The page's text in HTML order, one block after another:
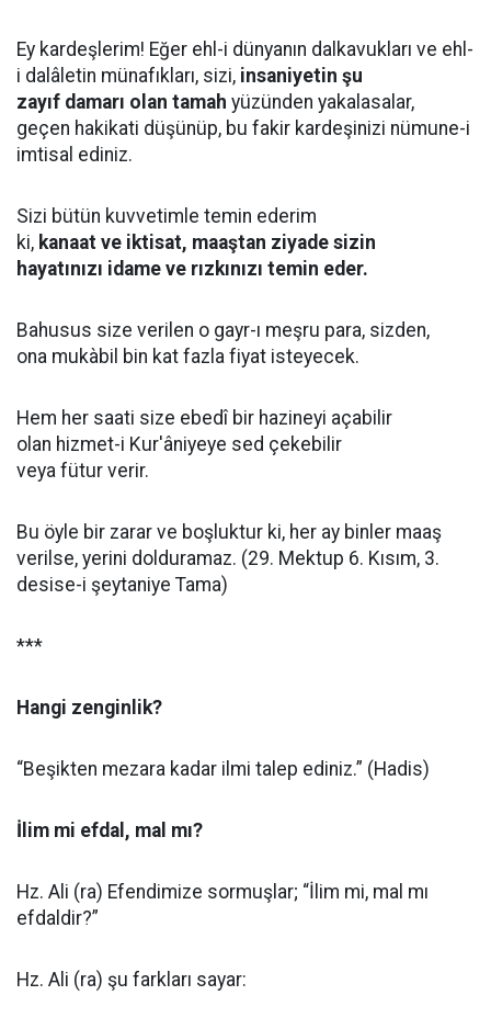
Ey kardeşlerim! Eğer ehl-i dünyanın dalkavukları ve ehl-
i dalâletin münafıkları, sizi, insaniyetin şu
zayıf damarı olan tamah yüzünden yakalasalar,
geçen hakikati düşünüp, bu fakir kardeşinizi nümune-i
imtisal ediniz.
Sizi bütün kuvvetimle temin ederim
ki, kanaat ve iktisat, maaştan ziyade sizin
hayatınızı idame ve rızkınızı temin eder.
Bahusus size verilen o gayr-ı meşru para, sizden,
ona mukàbil bin kat fazla fiyat isteyecek.
Hem her saati size ebedî bir hazineyi açabilir
olan hizmet-i Kur'âniyeye sed çekebilir
veya fütur verir.
Bu öyle bir zarar ve boşluktur ki, her ay binler maaş
verilse, yerini dolduramaz. (29. Mektup 6. Kısım, 3.
desise-i şeytaniye Tama)
***
Hangi zenginlik?
“Beşikten mezara kadar ilmi talep ediniz.” (Hadis)
İlim mi efdal, mal mı?
Hz. Ali (ra) Efendimize sormuşlar; “İlim mi, mal mı
efdaldir?”
Hz. Ali (ra) şu farkları sayar: